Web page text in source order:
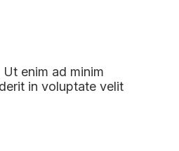
enim ad minim
in voluptate velit